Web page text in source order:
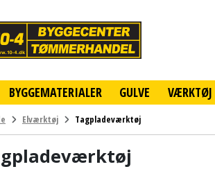
BYGGEMATERIALER GULVE VÆRKTØJ
online
byggemarked
og
-
Elværktøj Tagpladeværktøj